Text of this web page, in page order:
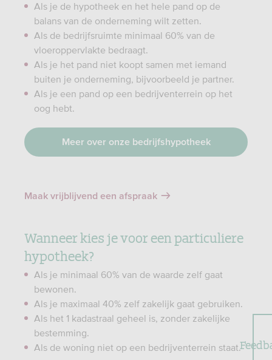
Als je de hypotheek en het hele pand op de
balans van de onderneming wilt zetten.
Als de bedrijfsruimte minimaal 60% van de
vloeroppervlakte bedraagt.
Als je het pand niet koopt samen met iemand
buiten je onderneming, bijvoorbeeld je partner.
Als je een pand op een bedrijventerrein op het
oog hebt.
Meer over onze bedrijfshypotheek
Maak vrijblijvend een afspraak
Wanneer kies je voor een particuliere
hypotheek?
Als je minimaal 60% van de waarde zelf gaat
bewonen.
Als je maximaal 40% zelf zakelijk gaat gebruiken.
Als het 1 kadastraal geheel is, zonder zakelijke
bestemming.
Als de woning niet op een bedrijventerrein staat.